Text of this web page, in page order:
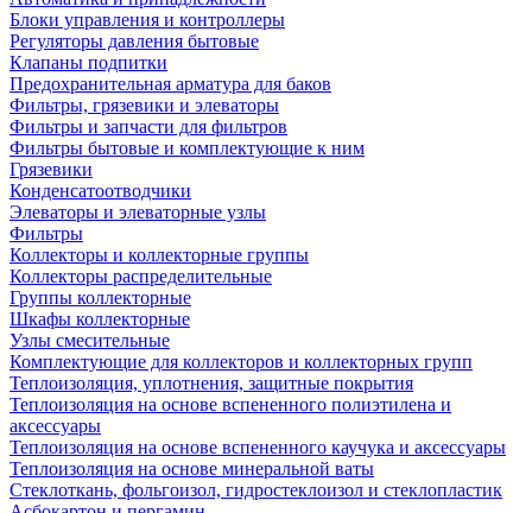
Блоки управления и контроллеры
Регуляторы давления бытовые
Клапаны подпитки
Предохранительная арматура для баков
Фильтры, грязевики и элеваторы
Фильтры и запчасти для фильтров
Фильтры бытовые и комплектующие к ним
Грязевики
Конденсатоотводчики
Элеваторы и элеваторные узлы
Фильтры
Коллекторы и коллекторные группы
Коллекторы распределительные
Группы коллекторные
Шкафы коллекторные
Узлы смесительные
Комплектующие для коллекторов и коллекторных групп
Теплоизоляция, уплотнения, защитные покрытия
Теплоизоляция на основе вспененного полиэтилена и
аксессуары
Теплоизоляция на основе вспененного каучука и аксессуары
Теплоизоляция на основе минеральной ваты
Стеклоткань, фольгоизол, гидростеклоизол и стеклопластик